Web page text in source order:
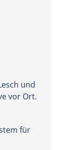
und
vor Ort.
für